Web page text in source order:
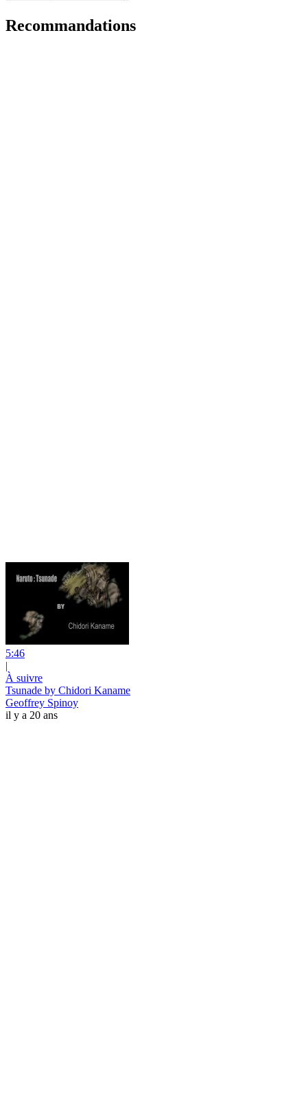
Recommandations
5:46
|
À suivre
Tsunade by Chidori Kaname
Geoffrey Spinoy
il y a 20 ans